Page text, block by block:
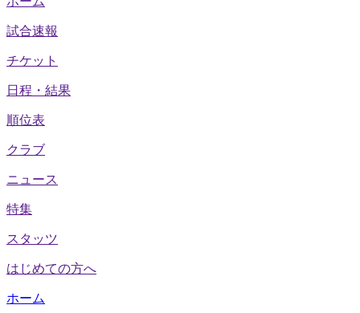
試合速報
チケット
日程・結果
順位表
クラブ
ニュース
特集
スタッツ
はじめての方へ
ホーム